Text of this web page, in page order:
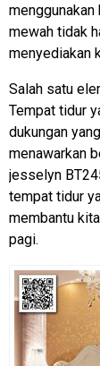
menggunakan
mewah tidak
menyediakan
Salah satu
Tempat tidur
dukungan
menawarkan
jesselyn
tempat tidur
membantu
pagi.